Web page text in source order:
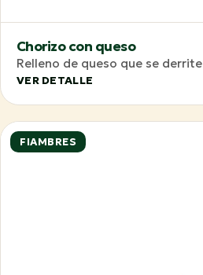
Chorizo con queso
Relleno de queso que se
VER DETALLE
FIAMBRES